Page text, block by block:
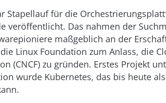
Stapellauf für die
veröffentlicht. Das nahmen der
maßgeblich an der
Linux Foundation zum Anlass, die
(CNCF) zu gründen. Erstes Projekt
wurde Kubernetes, das bis heute